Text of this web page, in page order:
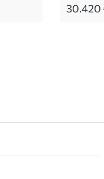
30.420